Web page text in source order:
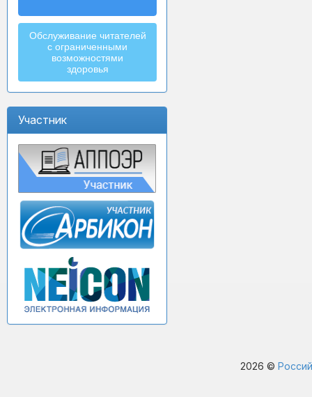
Обслуживание читателей
с ограниченными
возможностями
здоровья
Участник
2026 ©